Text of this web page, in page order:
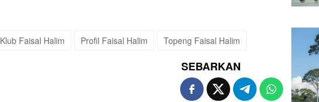
Klub Faisal Halim Profil Faisal Halim Topeng Faisal Halim
SEBARKAN